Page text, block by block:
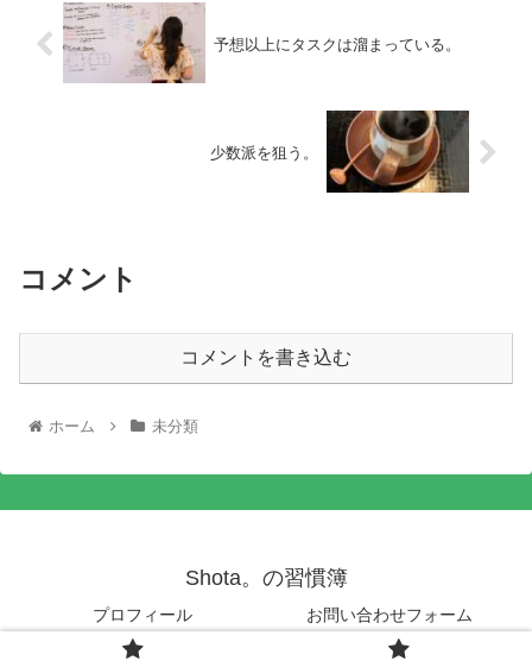
予想以上にタスクは溜まっている。
少数派を狙う。
コメント
コメントを書き込む
ホーム 未分類
Shota。の習慣簿
プロフィール お問い合わせフォーム